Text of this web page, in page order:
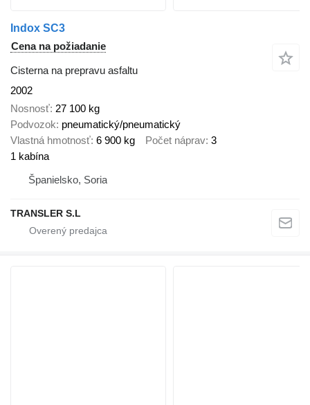
Indox SC3
Cena na požiadanie
Cisterna na prepravu asfaltu
2002
Nosnosť 27 100 kg
Podvozok pneumatický/pneumatický
Vlastná hmotnosť 6 900 kg Počet náprav 3
1 kabína
Španielsko, Soria
TRANSLER S.L